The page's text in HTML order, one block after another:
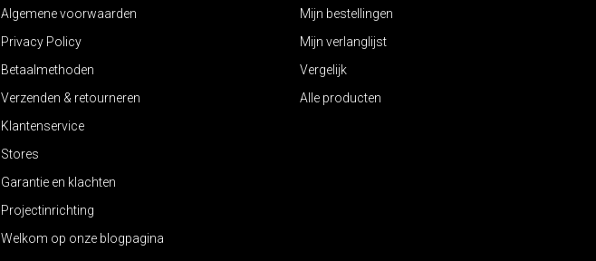
Algemene voorwaarden
Privacy Policy
Betaalmethoden
Verzenden & retourneren
Klantenservice
Stores
Garantie en klachten
Projectinrichting
Welkom op onze blogpagina
Mijn bestellingen
Mijn verlanglijst
Vergelijk
Alle producten